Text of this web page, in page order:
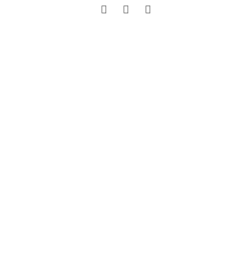
facebook
phoneemail